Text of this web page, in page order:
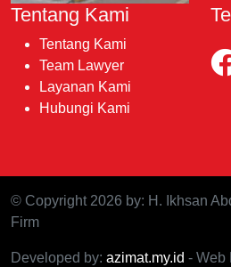
Tentang Kami
Tentang Kami
Team Lawyer
Layanan Kami
Hubungi Kami
© Copyright 2026 by: H. Ikhsan
Firm
Developed by: azimat.my.id - Web